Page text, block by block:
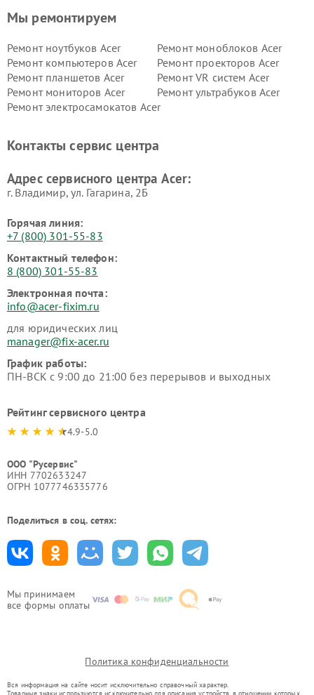
Мы принимаем
все формы оплаты
Мы ремонтируем
Ремонт ноутбуков Acer
Ремонт моноблоков Acer
Ремонт компьютеров Acer
Ремонт проекторов Acer
Ремонт планшетов Acer
Ремонт VR систем Acer
Ремонт мониторов Acer
Ремонт ультрабуков Acer
Ремонт электросамокатов Acer
Контакты сервис центра
Адрес сервисного центра Acer:
г. Владимир, ул. Гагарина, 2Б
Горячая линия:
+7 (800) 301-55-83
Контактный телефон:
8 (800) 301-55-83
Электронная почта:
info@acer-fixim.ru
для юридических лиц
manager@fix-acer.ru
График работы:
ПН-ВСК с 9:00 до 21:00 без перерывов и выходных
Рейтинг сервисного центра
4.9-5.0
ООО "Русервис"
ИНН 7702633247
ОГРН 1077746335776
Поделиться в соц. сетях:
Политика конфиденциальности
Вся информация на сайте носит исключительно справочный характер.